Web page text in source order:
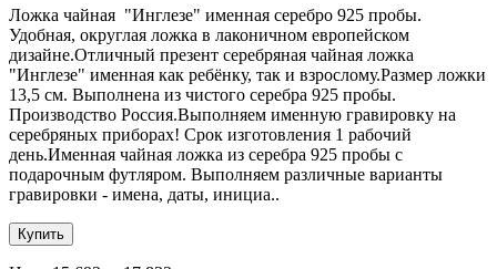
Ложка чайная "Инглезе" именная серебро 925 пробы.
Удобная, округлая ложка в лаконичном европейском
дизайне.Отличный презент серебряная чайная ложка
"Инглезе" именная как ребёнку, так и взрослому.Размер ложки
13,5 см. Выполнена из чистого серебра 925 пробы.
Производство Россия.Выполняем именную гравировку на
серебряных приборах! Срок изготовления 1 рабочий
день.Именная чайная ложка из серебра 925 пробы с
подарочным футляром. Выполняем различные варианты
гравировки - имена, даты, инициа..
Купить